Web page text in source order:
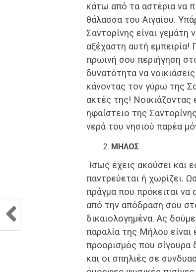
κάτω από τα αστέρια να
θάλασσα του Αιγαίου.
Σαντορίνης είναι
αξέχαστη αυτή εμπειρία!
πρωινή σου περιήγηση
δυνατότητα να
κάνοντας τον γύρω της
ακτές της!
ηφαίστειο της
νερά του νησιού παρέα
ΜΗΛΟΣ
Ίσως έχεις ακούσει και
παντρεύεται ή χωρίζει.
πράγμα που πρόκειται
από την απόδραση σου
δικαιολογημένα. Ας
παραλία της Μήλου είναι
προορισμός που σίγουρα
και οι σπηλιές σε